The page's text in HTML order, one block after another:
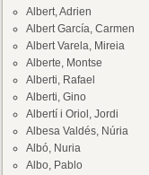
Albert, Adrien
Albert García, Carmen
Albert Varela, Mireia
Alberte, Montse
Alberti, Rafael
Alberti, Gino
Albertí i Oriol, Jordi
Albesa Valdés, Núria
Albó, Nuria
Albo, Pablo